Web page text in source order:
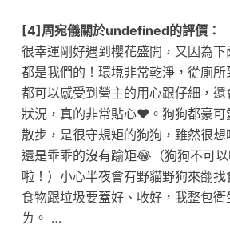
[4]周宛儀關於undefined的評價：
很幸運剛好遇到櫻花盛開，又因為
都是我們的！環境非常乾淨，從廁
都可以感受到營主的用心跟仔細，
狀況，真的非常貼心♥️。狗狗都豪可
散步，是很守規矩的狗狗，雖然很
還是乖乖的沒有踰矩😂（狗狗不可
啦！）小心半夜會有野貓野狗來翻
食物跟垃圾要蓋好、收好，我整包
ㄌ。 …